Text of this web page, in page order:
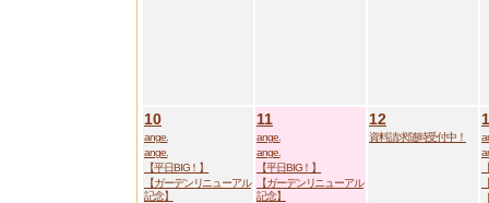
10
ange.
ange.
【平日BIG！】
【ガーデンリニューアル
記念】
11
ange.
ange.
【平日BIG！】
【ガーデンリニューアル
記念】
12
資料請求随時受付中！